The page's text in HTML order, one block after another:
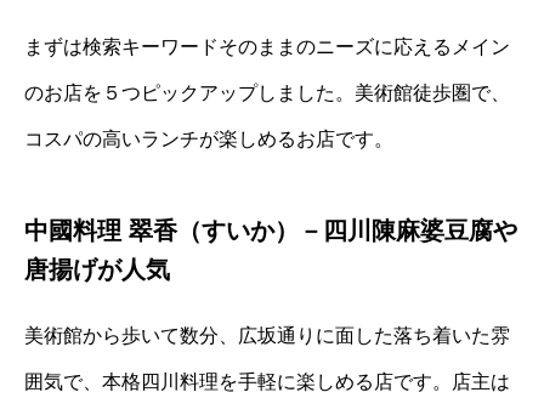
まずは検索キーワードそのままのニーズに応えるメイン
のお店を５つピックアップしました。美術館徒歩圏で、
コスパの高いランチが楽しめるお店です。
中國料理 翠香（すいか）－四川陳麻婆豆腐や
唐揚げが人気
美術館から歩いて数分、広坂通りに面した落ち着いた雰
囲気で、本格四川料理を手軽に楽しめる店です。店主は